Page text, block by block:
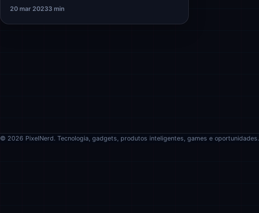
20 mar 20233 min
© 2026 PixelNerd. Tecnologia, gadgets, produtos inteligentes, games e oportunidades.